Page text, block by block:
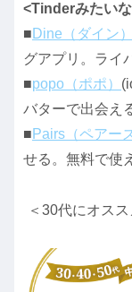
<Tinderみたい
■ Dine（ダイン）
グアプリ。ライ
■popo（ポポ）
バターで出会え
■ Pairs（ペアー
せる。無料で使
＜30代にオス